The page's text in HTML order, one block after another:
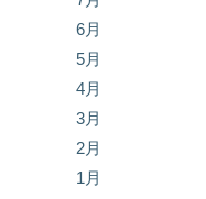
6月
5月
4月
3月
2月
1月